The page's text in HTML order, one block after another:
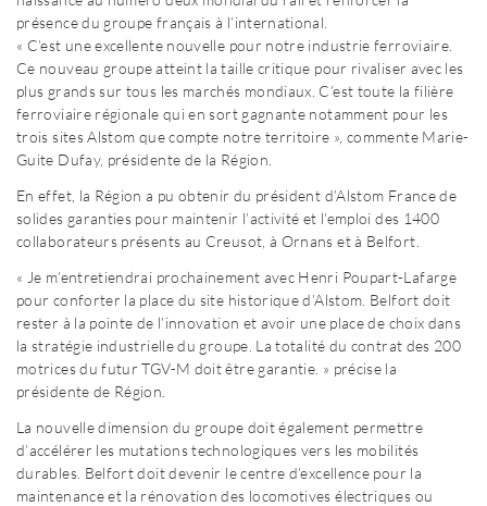
présence du groupe français à l’international.
« C’est une excellente nouvelle pour notre industrie ferroviaire.
Ce nouveau groupe atteint la taille critique pour rivaliser avec les
plus grands sur tous les marchés mondiaux. C’est toute la filière
ferroviaire régionale qui en sort gagnante notamment pour les
trois sites Alstom que compte notre territoire », commente Marie-
Guite Dufay, présidente de la Région.
En effet, la Région a pu obtenir du président d’Alstom France de
solides garanties pour maintenir l’activité et l’emploi des 1400
collaborateurs présents au Creusot, à Ornans et à Belfort.
« Je m’entretiendrai prochainement avec Henri Poupart-Lafarge
pour conforter la place du site historique d’Alstom. Belfort doit
rester à la pointe de l’innovation et avoir une place de choix dans
la stratégie industrielle du groupe. La totalité du contrat des 200
motrices du futur TGV-M doit être garantie. » précise la
présidente de Région.
La nouvelle dimension du groupe doit également permettre
d’accélérer les mutations technologiques vers les mobilités
durables. Belfort doit devenir le centre d’excellence pour la
maintenance et la rénovation des locomotives électriques ou